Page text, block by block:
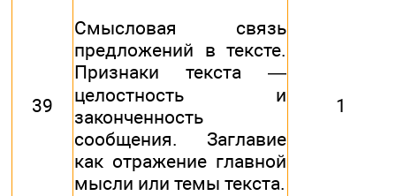
39
Смысловая связь
предложений в тексте.
Признаки текста —
целостность и
законченность
сообщения. Заглавие
как отражение главной
мысли или темы текста.
1